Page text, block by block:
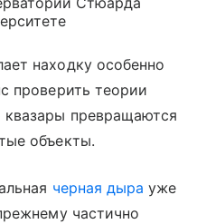
находку особенно
проверить теории
превращаются
объекты.
черная дыра уже
частично